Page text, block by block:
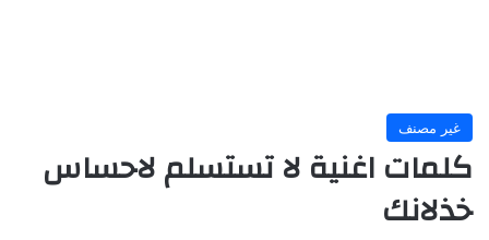
غير مصنف
كلمات اغنية لا تستسلم لاحساس
خذلانك